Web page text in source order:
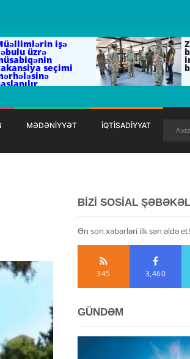
işə
üzrə
seçimi
MƏDƏNİYYƏT İQTİSADİYYAT
BİZİ SOSİAL
Ən son xəbərləri ilk sən əldə et!
345 3,460
GÜNDƏM